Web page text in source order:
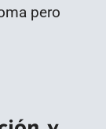
pero